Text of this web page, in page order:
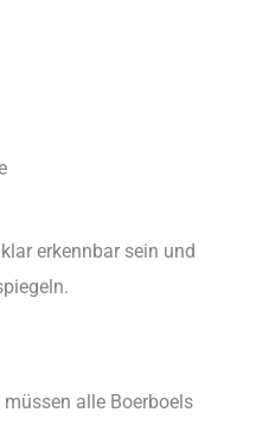
erkennbar sein und
alle Boerboels